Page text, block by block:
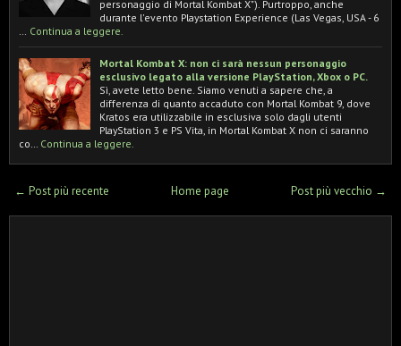
personaggio di Mortal Kombat X"). Purtroppo, anche
durante l'evento Playstation Experience (Las Vegas, USA - 6
… Continua a leggere.
Mortal Kombat X: non ci sarà nessun personaggio
esclusivo legato alla versione PlayStation, Xbox o PC.
Sì, avete letto bene. Siamo venuti a sapere che, a
differenza di quanto accaduto con Mortal Kombat 9, dove
Kratos era utilizzabile in esclusiva solo dagli utenti
PlayStation 3 e PS Vita, in Mortal Kombat X non ci saranno
co… Continua a leggere.
← Post più recente Post più vecchio →
Home page